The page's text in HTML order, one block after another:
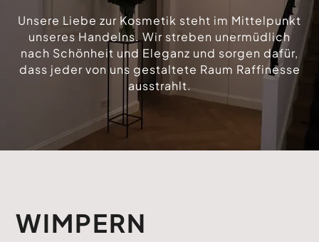
Unsere Liebe zur Kosmetik steht im Mittelpunkt
unseres Handelns. Wir streben unermüdlich
nach Schönheit und Eleganz und sorgen dafür,
dass jeder von uns gestaltete Raum Raffinesse
ausstrahlt.
WIMPERN